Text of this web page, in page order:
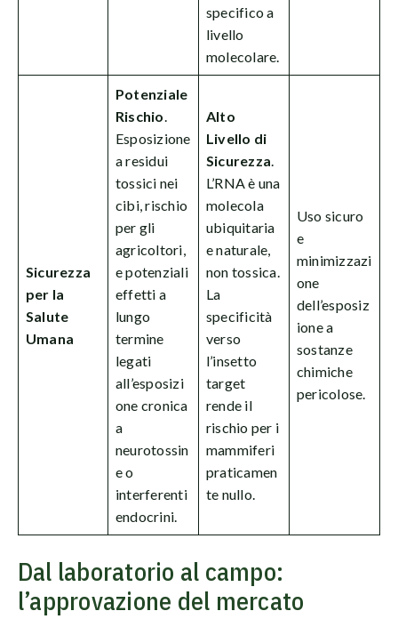
specifico a
livello
molecolare.
Sicurezza
per la
Salute
Umana
Potenziale
Rischio.
Esposizione
a residui
tossici nei
cibi, rischio
per gli
agricoltori,
e potenziali
effetti a
lungo
termine
legati
all’esposizi
one cronica
a
neurotossin
e o
interferenti
endocrini.
Alto
Livello di
Sicurezza.
L’RNA è una
molecola
ubiquitaria
e naturale,
non tossica.
La
specificità
verso
l’insetto
target
rende il
rischio per i
mammiferi
praticamen
te nullo.
Uso sicuro
e
minimizzazi
one
dell’esposiz
ione a
sostanze
chimiche
pericolose.
Dal laboratorio al campo:
l’approvazione del mercato